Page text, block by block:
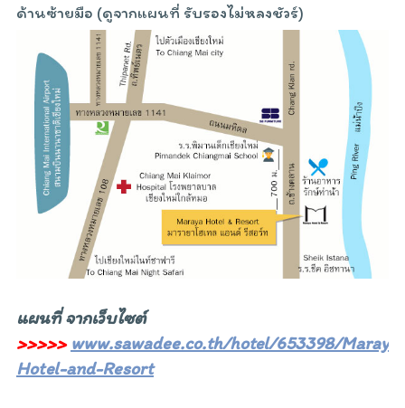
ด้านซ้ายมือ (ดูจากแผนที่ รับรองไม่หลงชัวร์)
แผนที่ จากเว็บไซต์
>>>>> www.sawadee.co.th/hotel/653398/Maraya-
Hotel-and-Resort